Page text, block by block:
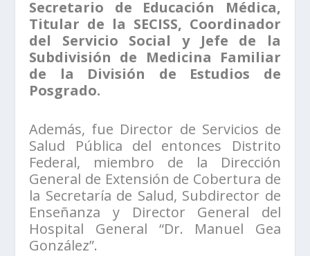
Secretario de Educación Médica,
Titular de la SECISS, Coordinador
del Servicio Social y Jefe de la
Subdivisión de Medicina Familiar
de la División de Estudios de
Posgrado.
Además, fue Director de Servicios de
Salud Pública del entonces Distrito
Federal, miembro de la Dirección
General de Extensión de Cobertura de
la Secretaría de Salud, Subdirector de
Enseñanza y Director General del
Hospital General “Dr. Manuel Gea
González”.